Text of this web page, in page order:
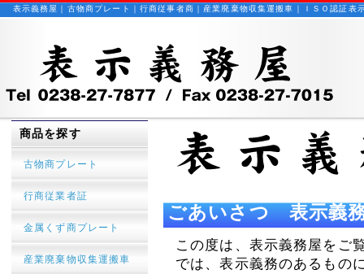
表示義務屋｜古物商プレート｜行商従事者商｜産業廃棄物収集運搬車｜ＩＳＯ認証
商品を探す
古物商プレート
行商従業者証
金属くず商プレート
産業廃棄物収集運搬車
ごあいさつ 表示義
この度は、表示義務屋をご
では、表示義務のあるもの